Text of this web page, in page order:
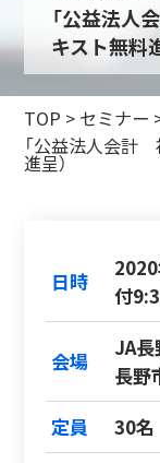
「公益法人
キスト無料
TOP > セミナー
「公益法人会計
進呈）
日時
付
会場
JA
長野
定員
30名